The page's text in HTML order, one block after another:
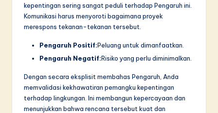
kepentingan sering sangat peduli terhadap Pengaruh ini.
Komunikasi harus menyoroti bagaimana proyek
merespons tekanan-tekanan tersebut.
Pengaruh Positif:Peluang untuk dimanfaatkan.
Pengaruh Negatif:Risiko yang perlu diminimalkan.
Dengan secara eksplisit membahas Pengaruh, Anda
memvalidasi kekhawatiran pemangku kepentingan
terhadap lingkungan. Ini membangun kepercayaan dan
menunjukkan bahwa rencana tersebut kuat dan